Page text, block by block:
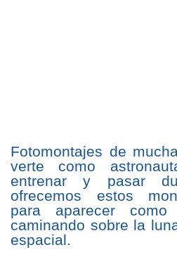
Fotomontajes de
verte como
entrenar y pasar
ofrecemos estos
para aparecer
caminando sobre la
espacial.